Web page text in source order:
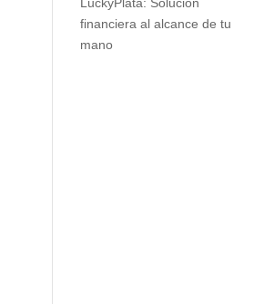
financiera al alcance de tu
mano